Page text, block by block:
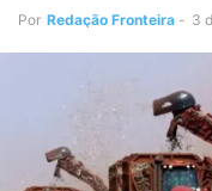
Por Redação Fronteira - 3